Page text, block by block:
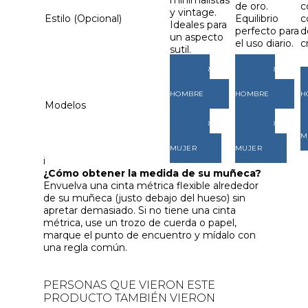
Estilo (Opcional)
y vintage.
Ideales para
un aspecto
sutil.
de oro.
Equilibrio
perfecto para
el uso diario.
Modelos
VER
HOMBRE
VER
MUJER
VER
HOMBRE
VER
MUJER
i
¿Cómo obtener la medida de su muñeca?
Envuelva una cinta métrica flexible alrededor
de su muñeca (justo debajo del hueso) sin
apretar demasiado. Si no tiene una cinta
métrica, use un trozo de cuerda o papel,
marque el punto de encuentro y mídalo con
una regla común.
PERSONAS QUE VIERON ESTE
PRODUCTO TAMBIÉN VIERON